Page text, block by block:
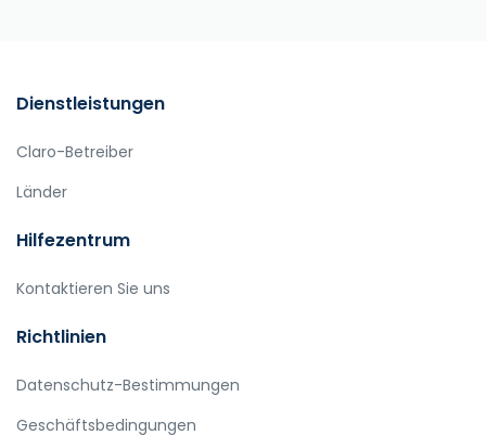
Dienstleistungen
Claro-Betreiber
Länder
Hilfezentrum
Kontaktieren Sie uns
Richtlinien
Datenschutz-Bestimmungen
Geschäftsbedingungen